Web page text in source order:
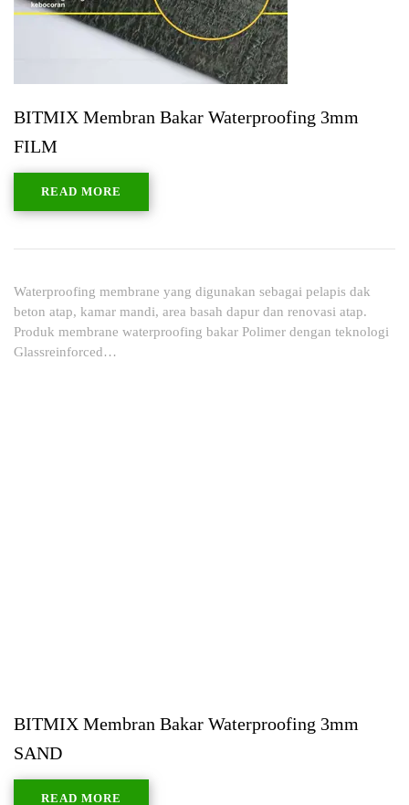
BITMIX Membran Bakar Waterproofing 3mm
FILM
READ MORE
Waterproofing membrane yang digunakan sebagai pelapis dak
beton atap, kamar mandi, area basah dapur dan renovasi atap.
Produk membrane waterproofing bakar Polimer dengan teknologi
Glassreinforced…
BITMIX Membran Bakar Waterproofing 3mm
SAND
READ MORE